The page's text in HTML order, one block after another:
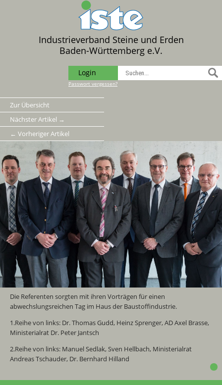
Industrieverband Steine und Erden
Baden-Württemberg e.V.
Login
Passwort vergessen?
Zur Übersicht
Nächster Artikel →
← Vorheriger Artikel
Die Referenten sorgten mit ihren Vorträgen für einen
abwechslungsreichen Tag im Haus der Baustoffindustrie.
1.Reihe von links: Dr. Thomas Gudd, Heinz Sprenger, AD Axel Brasse,
Ministerialrat Dr. Peter Jantsch
2.Reihe von links: Manuel Sedlak, Sven Hellbach, Ministerialrat
Andreas Tschauder, Dr. Bernhard Hilland